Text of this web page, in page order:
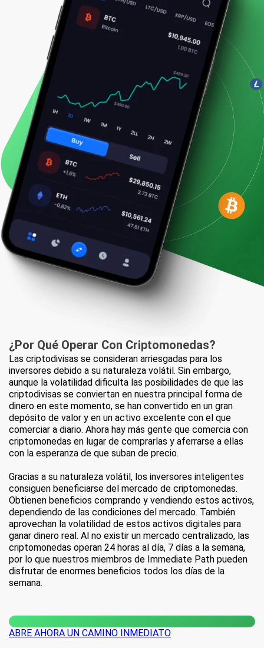
¿Por Qué Operar Con Criptomonedas?
Las criptodivisas se consideran arriesgadas para los
inversores debido a su naturaleza volátil. Sin embargo,
aunque la volatilidad dificulta las posibilidades de que las
criptodivisas se conviertan en nuestra principal forma de
dinero en este momento, se han convertido en un gran
depósito de valor y en un activo excelente con el que
comerciar a diario. Ahora hay más gente que comercia con
criptomonedas en lugar de comprarlas y aferrarse a ellas
con la esperanza de que suban de precio.
Gracias a su naturaleza volátil, los inversores inteligentes
consiguen beneficiarse del mercado de criptomonedas.
Obtienen beneficios comprando y vendiendo estos activos,
dependiendo de las condiciones del mercado. También
aprovechan la volatilidad de estos activos digitales para
ganar dinero real. Al no existir un mercado centralizado, las
criptomonedas operan 24 horas al día, 7 días a la semana,
por lo que nuestros miembros de Immediate Path pueden
disfrutar de enormes beneficios todos los días de la
semana.
ABRE AHORA UN CAMINO INMEDIATO